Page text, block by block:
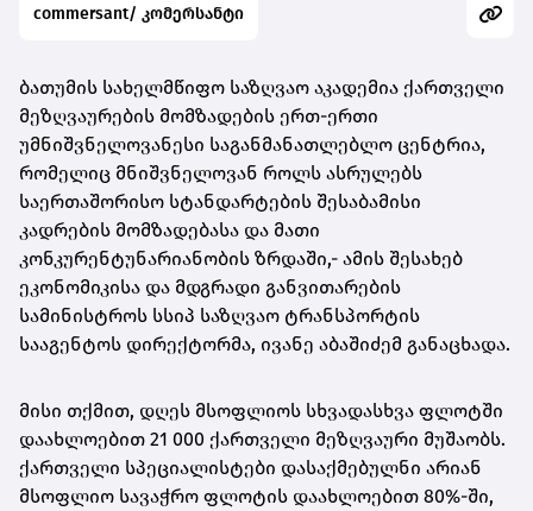
commersant/ კომერსანტი
ბათუმის სახელმწიფო საზღვაო აკადემია ქართველი
მეზღვაურების მომზადების ერთ-ერთი
უმნიშვნელოვანესი საგანმანათლებლო ცენტრია,
რომელიც მნიშვნელოვან როლს ასრულებს
საერთაშორისო სტანდარტების შესაბამისი
კადრების მომზადებასა და მათი
კონკურენტუნარიანობის ზრდაში,- ამის შესახებ
ეკონომიკისა და მდგრადი განვითარების
სამინისტროს სსიპ საზღვაო ტრანსპორტის
სააგენტოს დირექტორმა, ივანე აბაშიძემ განაცხადა.
მისი თქმით, დღეს მსოფლიოს სხვადასხვა ფლოტში
დაახლოებით 21 000 ქართველი მეზღვაური მუშაობს.
ქართველი სპეციალისტები დასაქმებულნი არიან
მსოფლიო სავაჭრო ფლოტის დაახლოებით 80%-ში,